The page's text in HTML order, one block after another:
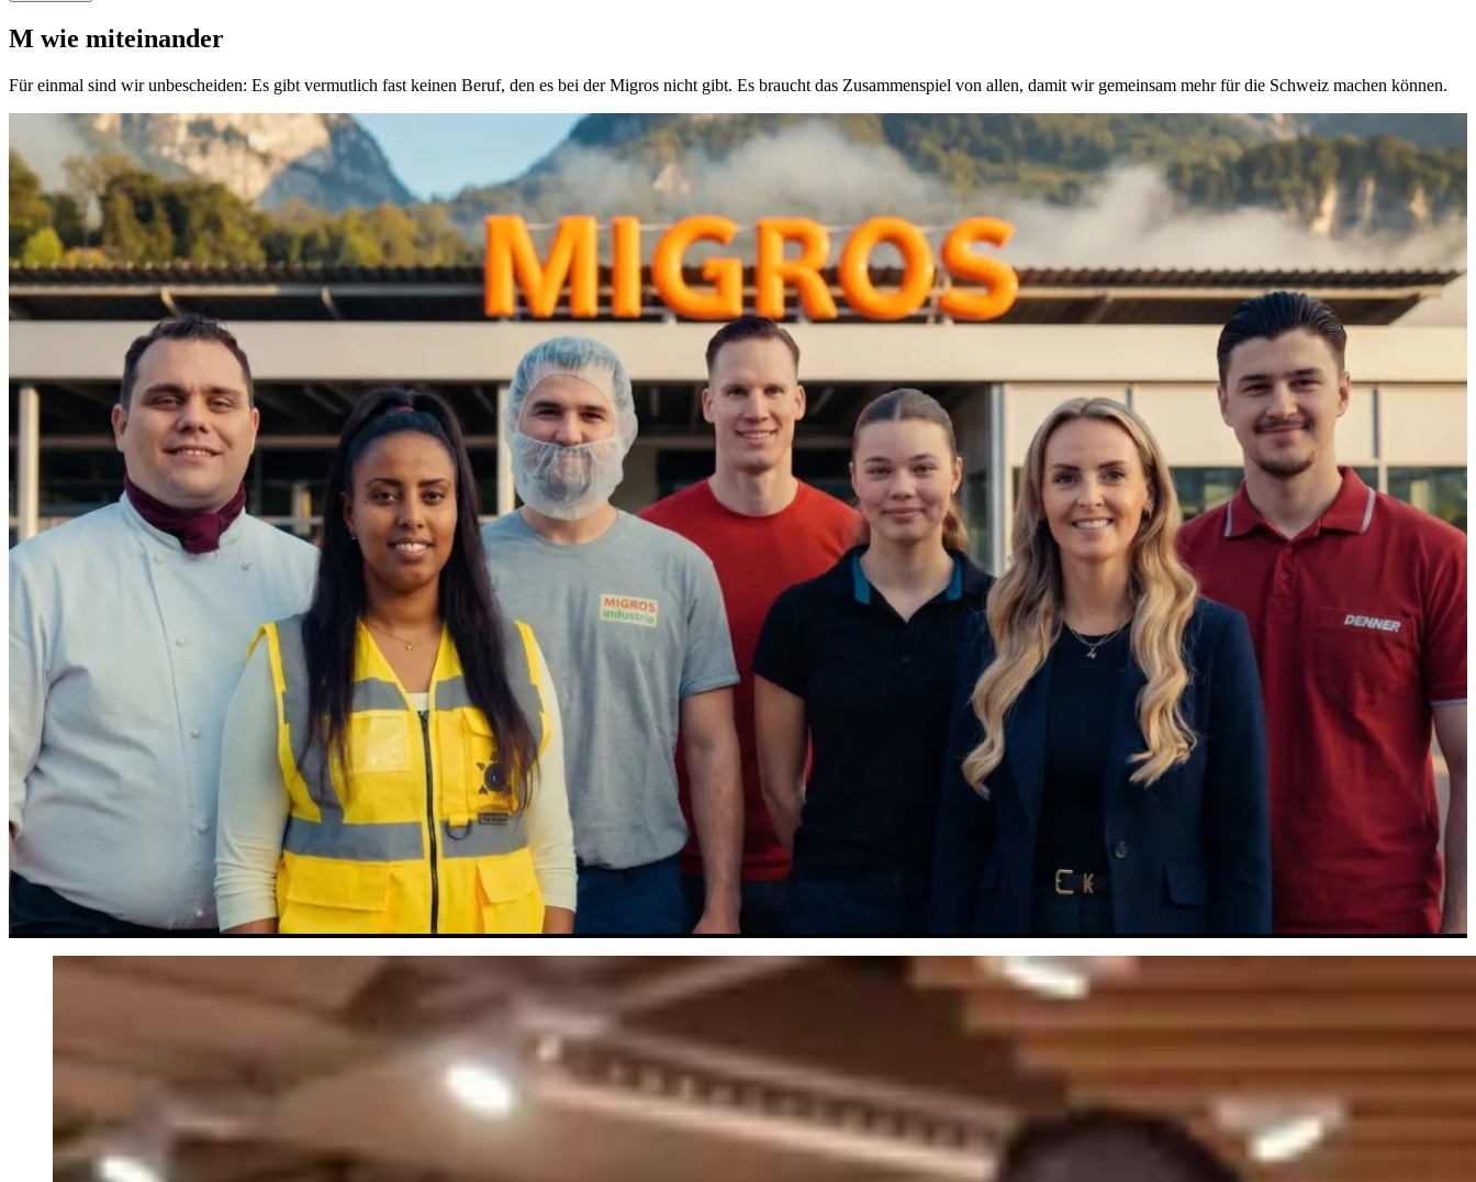
M wie miteinander
Für einmal sind wir unbescheiden: Es gibt vermutlich fast keinen Beruf, den es bei der Migros nicht gibt. Es braucht das Zusammenspiel von allen, damit wir gemeinsam mehr für die Schweiz machen können.